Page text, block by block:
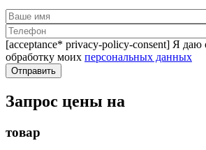
[acceptance* privacy-policy-consent] Я даю
обработку моих персональных данных
Запрос цены на
товар